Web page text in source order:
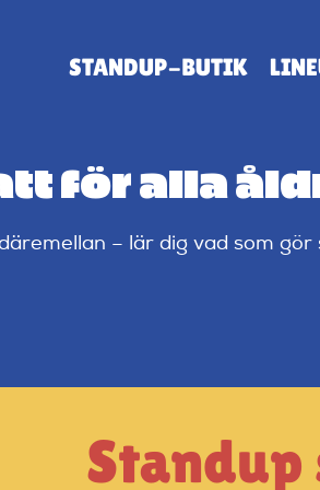
STANDUP-BUTIK
för alla
– lär dig vad som
Standup